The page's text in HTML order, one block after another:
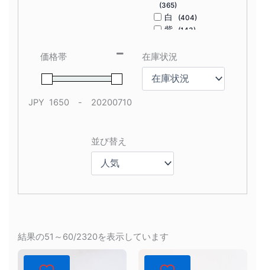
(365)
白 (404)
紫 (143)
茶
茶色 (193)
赤 (402)
青 (720)
価格帯
JPY Minimum Price
- Maximum Price
在庫状況
並び替え
Sort Products
結果の51～60/2320を表示しています